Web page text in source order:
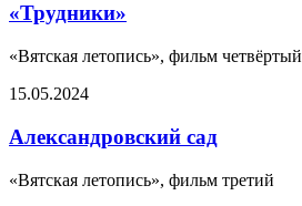
«Трудники»
«Вятская летопись», фильм четвёртый
15.05.2024
Александровский сад
«Вятская летопись», фильм третий